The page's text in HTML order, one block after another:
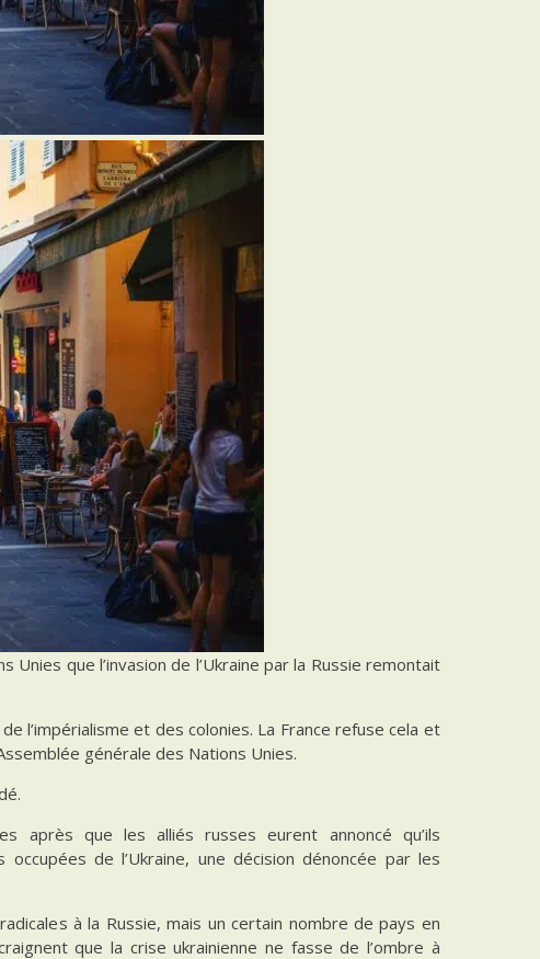
que l’invasion de l’Ukraine par la Russie remontait
l’impérialisme et des colonies. La France refuse cela et
générale des Nations Unies.
après que les alliés russes eurent annoncé qu’ils
de l’Ukraine, une décision dénoncée par les
à la Russie, mais un certain nombre de pays en
que la crise ukrainienne ne fasse de l’ombre à